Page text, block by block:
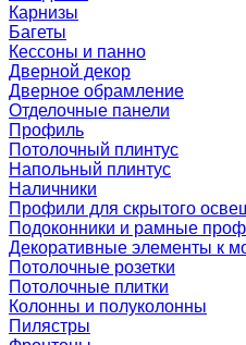
Карнизы
Багеты
Кессоны и панно
Дверной декор
Дверное обрамление
Отделочные панели
Профиль
Потолочный плинтус
Напольный плинтус
Наличники
Профили для скрытого
Подоконники и рамные
Декоративные элементы к
Потолочные розетки
Потолочные плитки
Колонны и полуколонны
Пилястры